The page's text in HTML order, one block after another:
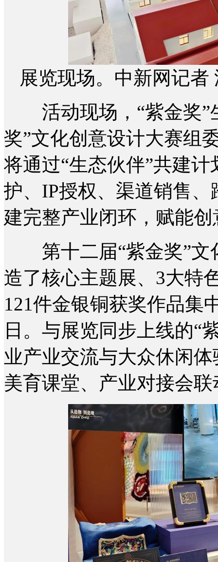
展览现场。中新网记者
活动现场，“紫金奖”
奖”文化创意设计大赛组
将通过“生态伙伴”共建
护、IP授权、渠道销售
建完整产业闭环，赋能
第十二届“紫金奖”文
造了核心主题展、3大特
121件金银铜获奖作品集
日。与展览同步上线的“
业产业交流与大众休闲
美育课堂、产业对接会